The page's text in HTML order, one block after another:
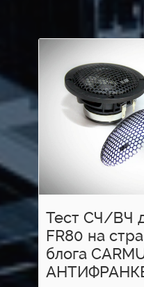
Тест СЧ/ВЧ
FR80 на
блога